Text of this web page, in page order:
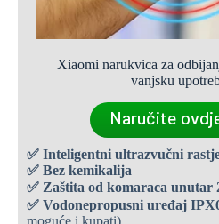
Xiaomi narukvica za
vanjsku
Naručite
✅ Inteligentni ultrazvučni
✅ Bez kemikalija
✅ Zaštita od komaraca unutar
✅ Vodonepropusni uređaj
moguće i kupati)